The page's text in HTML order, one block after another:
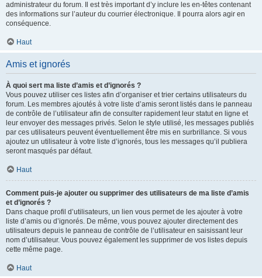
administrateur du forum. Il est très important d’y inclure les en-têtes contenant
des informations sur l’auteur du courrier électronique. Il pourra alors agir en
conséquence.
Haut
Amis et ignorés
À quoi sert ma liste d’amis et d’ignorés ?
Vous pouvez utiliser ces listes afin d’organiser et trier certains utilisateurs du
forum. Les membres ajoutés à votre liste d’amis seront listés dans le panneau
de contrôle de l’utilisateur afin de consulter rapidement leur statut en ligne et
leur envoyer des messages privés. Selon le style utilisé, les messages publiés
par ces utilisateurs peuvent éventuellement être mis en surbrillance. Si vous
ajoutez un utilisateur à votre liste d’ignorés, tous les messages qu’il publiera
seront masqués par défaut.
Haut
Comment puis-je ajouter ou supprimer des utilisateurs de ma liste d’amis
et d’ignorés ?
Dans chaque profil d’utilisateurs, un lien vous permet de les ajouter à votre
liste d’amis ou d’ignorés. De même, vous pouvez ajouter directement des
utilisateurs depuis le panneau de contrôle de l’utilisateur en saisissant leur
nom d’utilisateur. Vous pouvez également les supprimer de vos listes depuis
cette même page.
Haut